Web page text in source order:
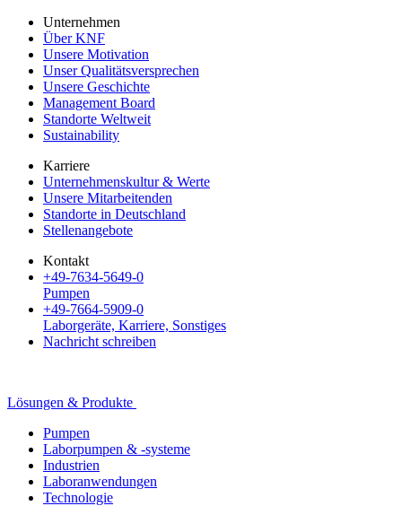
Unternehmen
Über KNF
Unsere Motivation
Unser Qualitätsversprechen
Unsere Geschichte
Management Board
Standorte Weltweit
Sustainability
Karriere
Unternehmenskultur & Werte
Unsere Mitarbeitenden
Standorte in Deutschland
Stellenangebote
Kontakt
+49-7634-5649-0
Pumpen
+49-7664-5909-0
Laborgeräte, Karriere, Sonstiges
Nachricht schreiben
Lösungen & Produkte
Pumpen
Laborpumpen & -systeme
Industrien
Laboranwendungen
Technologie